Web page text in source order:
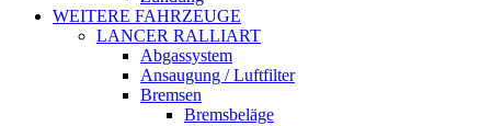
WEITERE FAHRZEUGE
LANCER RALLIART
Abgassystem
Ansaugung / Luftfilter
Bremsen
Bremsbeläge